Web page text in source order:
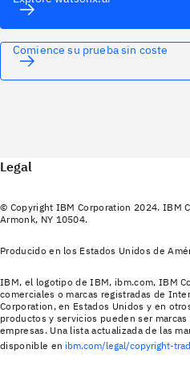
Comience su prueba sin coste
Legal
© Copyright IBM Corporation 2024. IBM
Armonk, NY 10504.
Producido en los Estados Unidos de
IBM, el logotipo de IBM, ibm.com, IBM
comerciales o marcas registradas de
Corporation, en Estados Unidos y en
productos y servicios pueden ser
empresas. Una lista actualizada de las
disponible en ibm.com/legal/copyright-